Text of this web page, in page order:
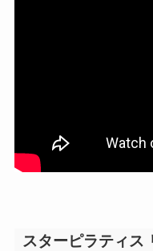
スターピラティス